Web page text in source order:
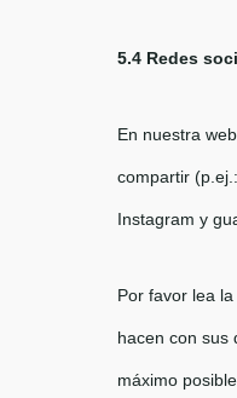
5.4 Redes
En nuestra
compartir
Instagram y
Por favor lea
hacen con sus
máximo